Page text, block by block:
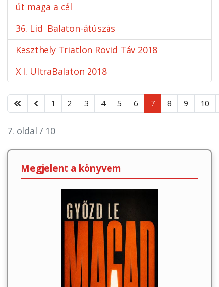
út maga a cél
36. Lidl Balaton-átúszás
Keszthely Triatlon Rövid Táv 2018
XII. UltraBalaton 2018
1 2 3 4 5 6 7 8 9 10
7. oldal / 10
Megjelent a könyvem